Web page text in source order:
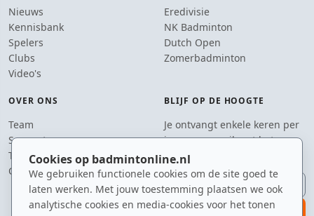
Cookies op badmintonline.nl
We gebruiken functionele cookies om de site goed te
laten werken. Met jouw toestemming plaatsen we ook
analytische cookies en media-cookies voor het tonen
Nieuws
Kennisbank
Spelers
Clubs
Video's
Eredivisie
NK Badminton
Dutch Open
Zomerbadminton
OVER ONS
Team
Supporters
Tip de redactie
Contact
BLIJF OP DE HOOGTE
Je ontvangt enkele keren per
jaar een e-mail met het
laatste badmintonnieuws.
E-mailadres
aanmelden